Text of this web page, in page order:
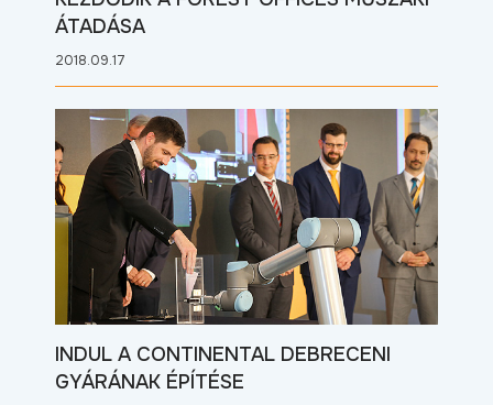
ÁTADÁSA
2018.09.17
INDUL A CONTINENTAL DEBRECENI
GYÁRÁNAK ÉPÍTÉSE